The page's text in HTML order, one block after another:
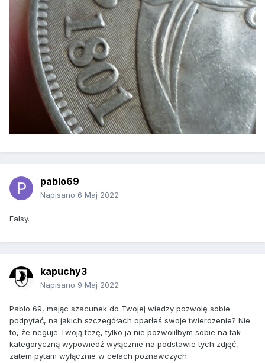
pablo69
Napisano 6 Maj 2022
Falsy.
kapuchy3
Napisano 9 Maj 2022
Pablo 69, mając szacunek do Twojej wiedzy pozwolę sobie
podpytać, na jakich szczegółach oparłeś swoje twierdzenie? Nie
to, że neguje Twoją tezę, tylko ja nie pozwoliłbym sobie na tak
kategoryczną wypowiedź wyłącznie na podstawie tych zdjęć,
zatem pytam wyłącznie w celach poznawczych.